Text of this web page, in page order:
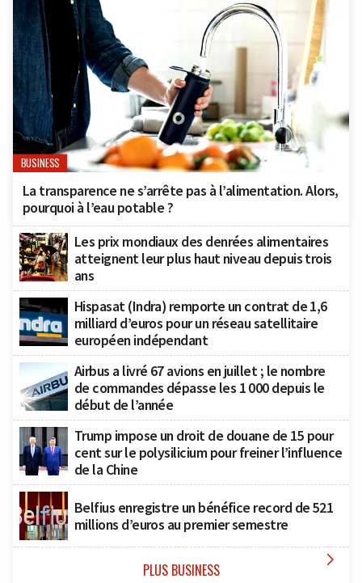
BUSINESS
La transparence ne s’arrête pas à l’alimentation. Alors,
pourquoi à l’eau potable ?
Les prix mondiaux des denrées alimentaires
atteignent leur plus haut niveau depuis trois
ans
Hispasat (Indra) remporte un contrat de 1,6
milliard d’euros pour un réseau satellitaire
européen indépendant
Airbus a livré 67 avions en juillet ; le nombre
de commandes dépasse les 1 000 depuis le
début de l’année
Trump impose un droit de douane de 15 pour
cent sur le polysilicium pour freiner l’influence
de la Chine
Belfius enregistre un bénéfice record de 521
millions d’euros au premier semestre
PLUS BUSINESS 